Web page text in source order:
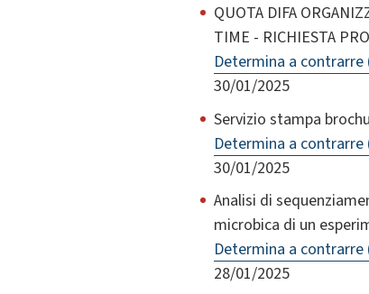
QUOTA DIFA
TIME - RICHIESTA
Determina a contrarre
30/01/2025
Servizio stampa
Determina a contrarre
30/01/2025
Analisi di
microbica di un
Determina a contrarre
28/01/2025